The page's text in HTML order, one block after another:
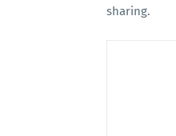
sharing.